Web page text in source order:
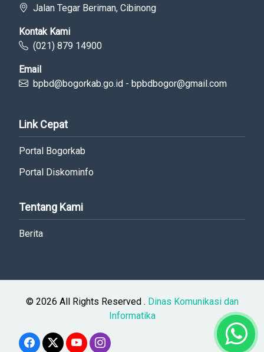
Jalan Tegar Beriman, Cibinong
Kontak Kami
(021) 879 14900
Email
bpbd@bogorkab.go.id - bpbdbogor@gmail.com
Link Cepat
Portal Bogorkab
Portal Diskominfo
Tentang Kami
Berita
© 2026 All Rights Reserved . Dinas Komunikasi dan
Informatika